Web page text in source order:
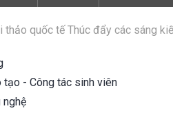
thảo quốc tế Thúc đẩy các sáng
tạo - Công tác sinh viên
nghệ